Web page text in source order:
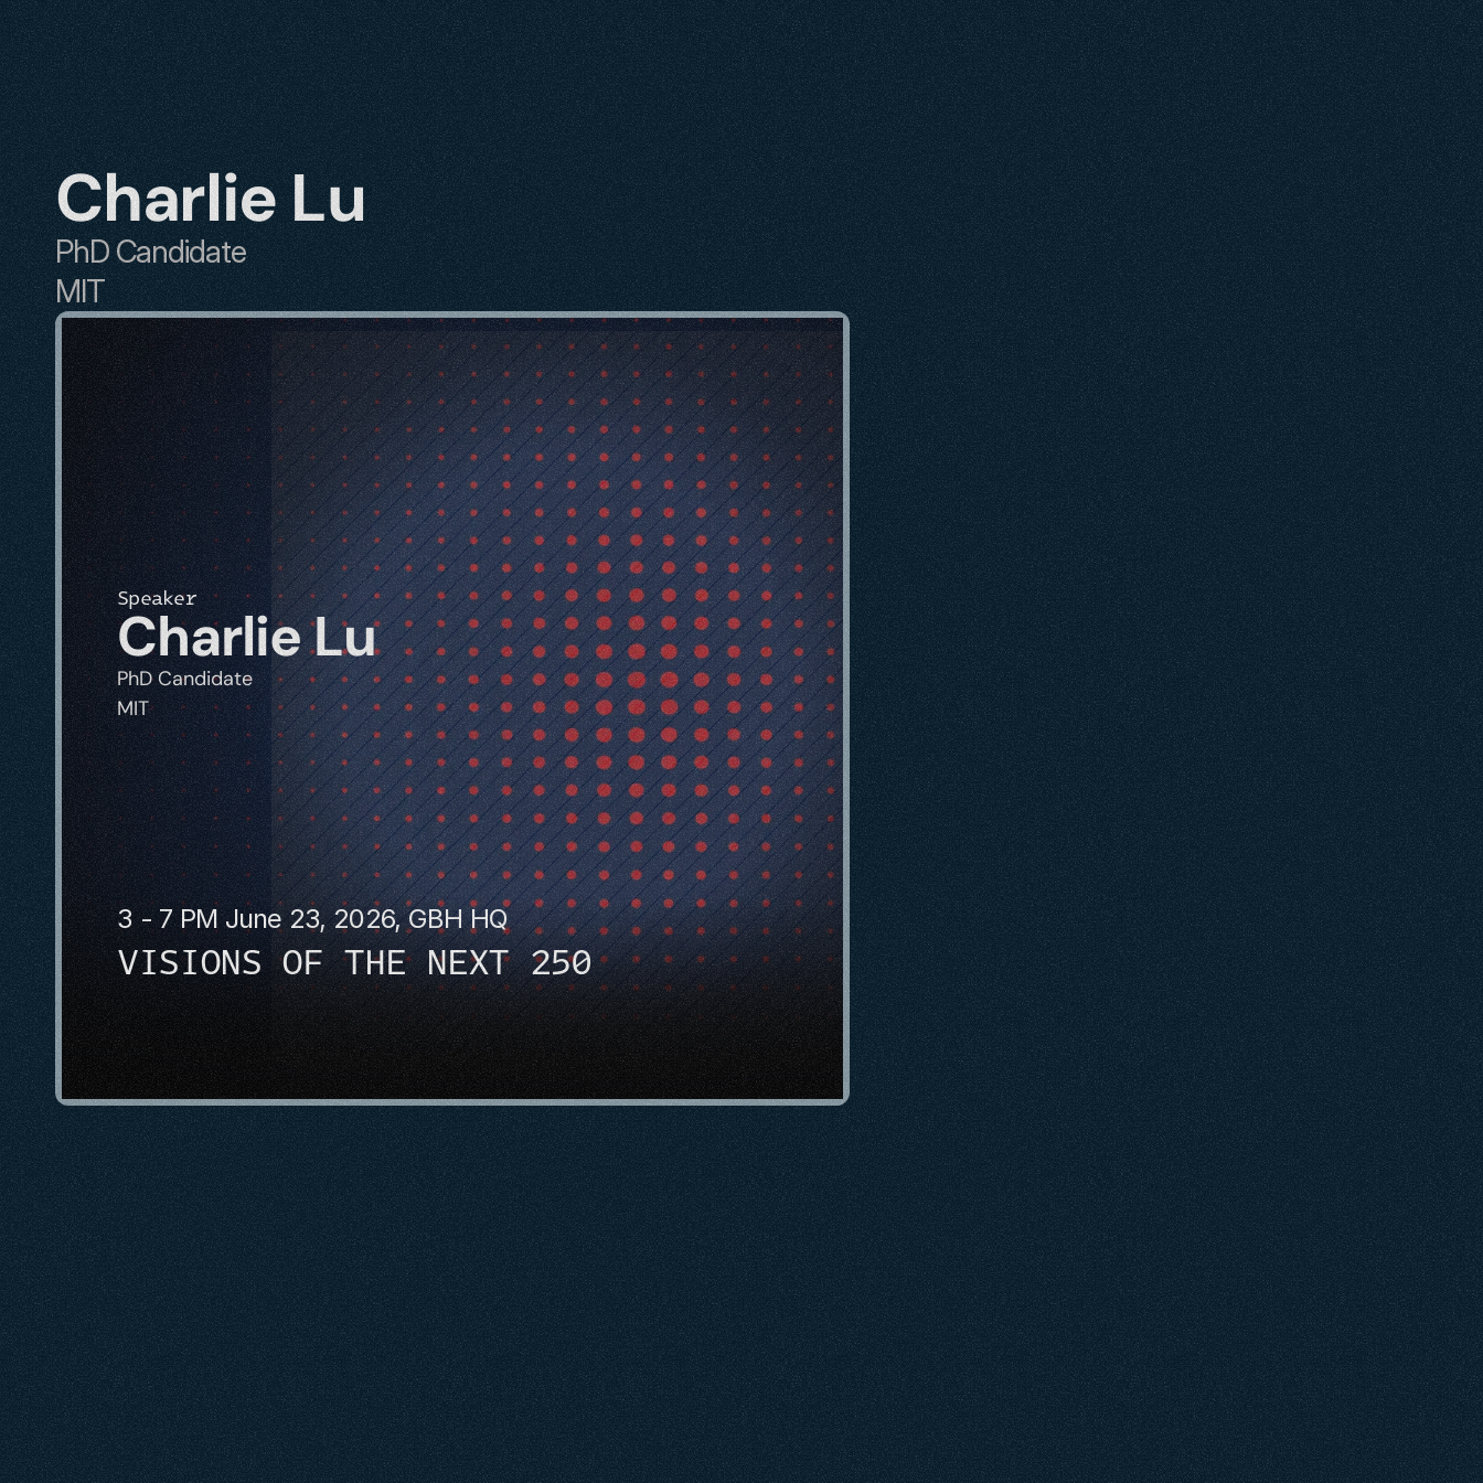
Charlie Lu
PhD Candidate
MIT
3 - 7 PM June 23, 2026, GBH HQ
VISIONS OF THE NEXT 250
Speaker
Charlie Lu
PhD Candidate
MIT